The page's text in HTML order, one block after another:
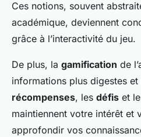
Ces notions, souvent
académique, deviennent
grâce à l’interactivité du jeu.
De plus, la gamification de
informations plus digestes
récompenses, les défis et
maintiennent votre intérêt et
approfondir vos